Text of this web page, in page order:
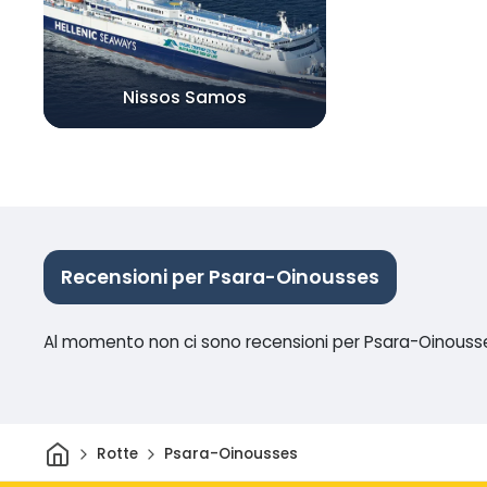
Nissos Samos
Recensioni per Psara-Oinousses
Al momento non ci sono recensioni per Psara-
CasaRotte Psara-Oinousses